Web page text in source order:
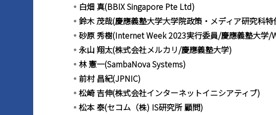
白畑 真(BBIX Singapore Pte Ltd)
鈴木 茂哉(慶應義塾大学大学院政策・メディア研究科特
砂原 秀樹(Internet Week 2023実行委員/慶應義塾大学/
永山 翔太(株式会社メルカリ/慶應義塾大学)
林 憲一(SambaNova Systems)
前村 昌紀(JPNIC)
松崎 吉伸(株式会社インターネットイニシアティブ)
松本 泰(セコム（株) IS研究所 顧問)